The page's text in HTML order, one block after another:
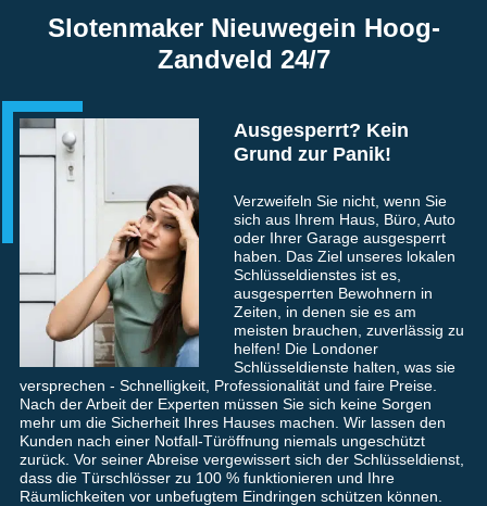
Slotenmaker Nieuwegein Hoog-
Zandveld 24/7
Ausgesperrt? Kein
Grund zur Panik!
Verzweifeln Sie nicht, wenn Sie
sich aus Ihrem Haus, Büro, Auto
oder Ihrer Garage ausgesperrt
haben. Das Ziel unseres lokalen
Schlüsseldienstes ist es,
ausgesperrten Bewohnern in
Zeiten, in denen sie es am
meisten brauchen, zuverlässig zu
helfen! Die Londoner
Schlüsseldienste halten, was sie
versprechen - Schnelligkeit, Professionalität und faire Preise.
Nach der Arbeit der Experten müssen Sie sich keine Sorgen
mehr um die Sicherheit Ihres Hauses machen. Wir lassen den
Kunden nach einer Notfall-Türöffnung niemals ungeschützt
zurück. Vor seiner Abreise vergewissert sich der Schlüsseldienst,
dass die Türschlösser zu 100 % funktionieren und Ihre
Räumlichkeiten vor unbefugtem Eindringen schützen können.